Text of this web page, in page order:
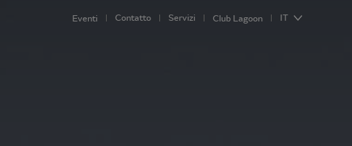
Eventi Contatto Servizi Club Lagoon IT